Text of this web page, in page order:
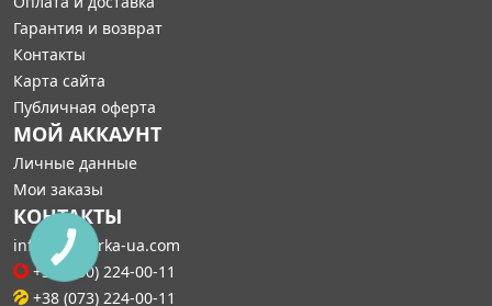
Гарантия и возврат
Контакты
Карта сайта
Публичная оферта
МОЙ АККАУНТ
Личные данные
Мои заказы
КОНТАКТЫ
info@razborka-ua.com
+38 (050) 224-00-11
+38 (073) 224-00-11
КНОПКА
СВЯЗИ